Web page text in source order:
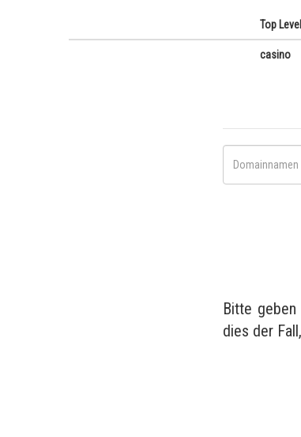
Top
casino
Bitte
dies der